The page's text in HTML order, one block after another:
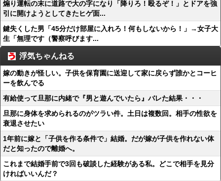
煽り運転の末に道路で大の字になり「降りろ！殴るぞ！」とドアを強
引に開けようとしてきたヒゲ面...
鍵失くした男「45分だけ部屋に入れろ！何もしないから！」→女子大
生「無理です（警察呼びます...
浮気ちゃんねる
嫁の動きが怪しい。子供を保育園に送迎して家に戻らず誰かとコーヒ
ーを飲んでる
有給使って旦那に内緒で『男と遊んでいたら』バレた結果・・・
旦那に身体を求められるのがツラい件。土日は複数回。相手の性欲を
衰退させたい
1年前に嫁と「子供を作る条件で」結婚。だが嫁が子供を作れない体
だと知ったので離婚へ。
これまで結婚手前で3回も破談した経験がある私。どこで相手を見分
ければいいんだ？